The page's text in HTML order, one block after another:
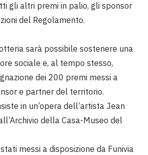
gli altri premi in palio, gli sponsor
del Regolamento.
sarà possibile sostenere una
sociale e, al tempo stesso,
dei 200 premi messi a
e partner del territorio.
in un’opera dell’artista Jean
della Casa-Museo del
messi a disposizione da Funivia